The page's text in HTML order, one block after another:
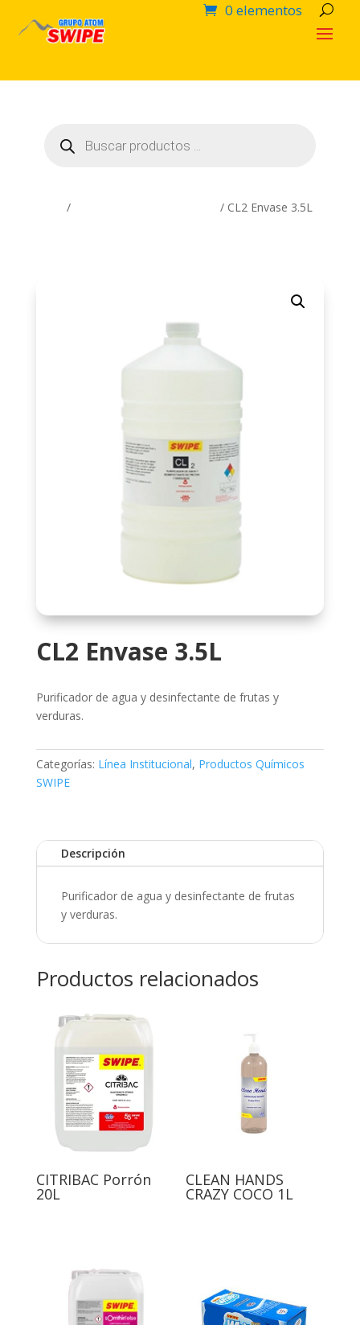
0 elementos
productos
/ / CL2 Envase 3.5L
CL2 Envase 3.5L
Purificador de agua y desinfectante de frutas y
verduras.
Categorías: Línea Institucional, Productos Químicos
SWIPE
Descripción
Purificador de agua y desinfectante de frutas
y verduras.
Productos relacionados
CITRIBAC Porrón
20L
CLEAN HANDS
CRAZY COCO 1L